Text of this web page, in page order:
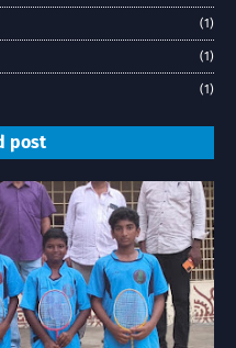
(1)
(1)
(1)
post